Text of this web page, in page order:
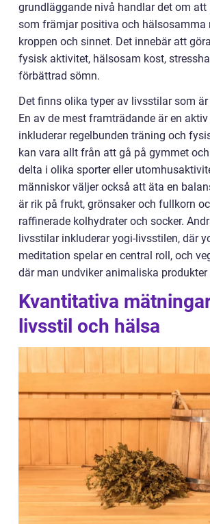
grundläggande nivå handlar det om att
som främjar positiva och hälsosamma
kroppen och sinnet. Det innebär att
fysisk aktivitet, hälsosam kost,
förbättrad sömn.
Det finns olika typer av livsstilar som
En av de mest framträdande är en
inkluderar regelbunden träning och
kan vara allt från att gå på gymmet
delta i olika sporter eller
människor väljer också att äta en
är rik på frukt, grönsaker och fullkorn
raffinerade kolhydrater och socker.
livsstilar inkluderar yogi-livsstilen, där
meditation spelar en central roll, och
där man undviker animaliska produkter
Kvantitativa
livsstil och hälsa